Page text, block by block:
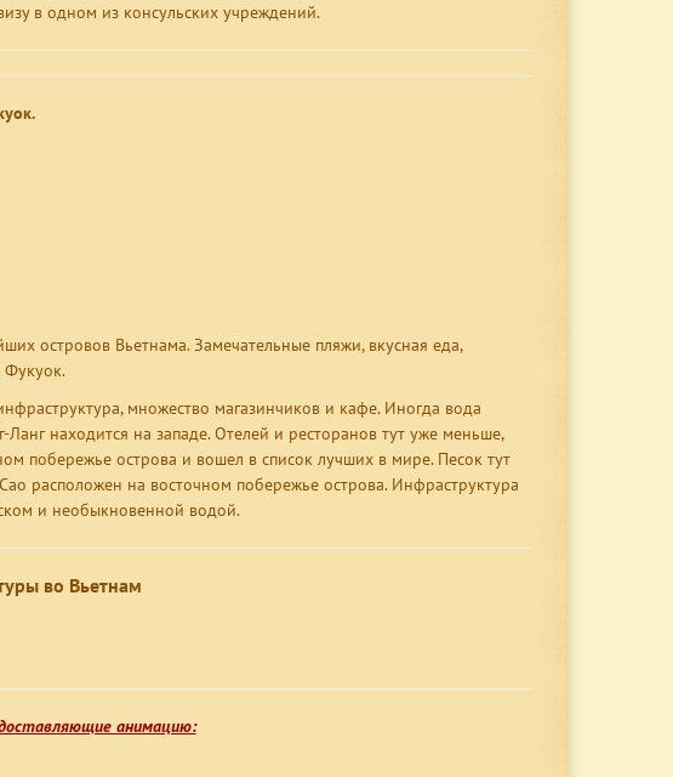
в одном из консульских учреждений.
островов Вьетнама. Замечательные пляжи, вкусная еда,
Фукуок.
множество магазинчиков и кафе. Иногда вода
находится на западе. Отелей и ресторанов тут уже меньше,
побережье острова и вошел в список лучших в мире. Песок тут
расположен на восточном побережье острова. Инфраструктура
и необыкновенной водой.
во Вьетнам
анимацию: